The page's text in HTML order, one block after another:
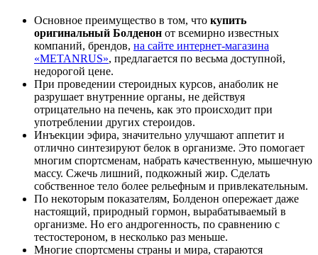
Основное преимущество в том, что купить
оригинальный Болденон от всемирно известных
компаний, брендов, на сайте интернет-магазина
«METANRUS», предлагается по весьма доступной,
недорогой цене.
При проведении стероидных курсов, анаболик не
разрушает внутренние органы, не действуя
отрицательно на печень, как это происходит при
употреблении других стероидов.
Инъекции эфира, значительно улучшают аппетит и
отлично синтезируют белок в организме. Это помогает
многим спортсменам, набрать качественную, мышечную
массу. Сжечь лишний, подкожный жир. Сделать
собственное тело более рельефным и привлекательным.
По некоторым показателям, Болденон опережает даже
настоящий, природный гормон, вырабатываемый в
организме. Но его андрогенность, по сравнению с
тестостероном, в несколько раз меньше.
Многие спортсмены страны и мира, стараются